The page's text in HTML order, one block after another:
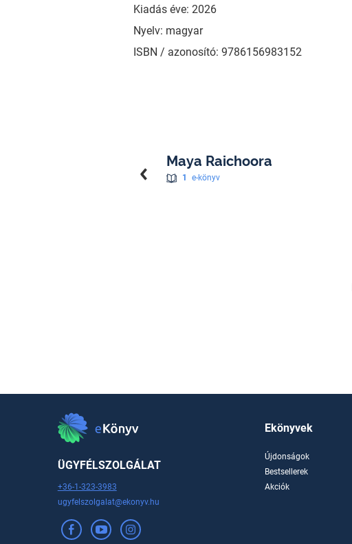
Kiadás éve: 2026
Nyelv: magyar
ISBN / azonosító: 9786156983152
Maya Raichoora
1 e-könyv
ÜGYFÉLSZOLGÁLAT
+36-1-323-3983
ugyfelszolgalat@ekonyv.hu
Ekönyvek
Újdonságok
Bestsellerek
Akciók